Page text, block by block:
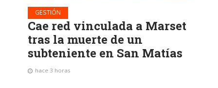
GESTIÓN
Cae red vinculada a Marset
tras la muerte de un
subteniente en San Matías
hace 3 horas